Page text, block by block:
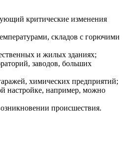
критические изменения
складов с горючими
и жилых зданиях;
заводов, больших
химических предприятий;
настройке, например, можно
происшествия.